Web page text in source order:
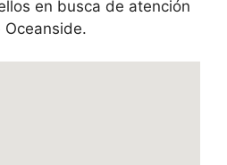
en busca de atención